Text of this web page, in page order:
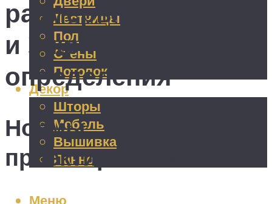
Лестницы
Пол
Стены
Потолок
Декор
Шторы
Мебель
Вышивка
Панно
Меню
размеры лестницы
и 3 критерия ее
определения
Нормы
проектирования